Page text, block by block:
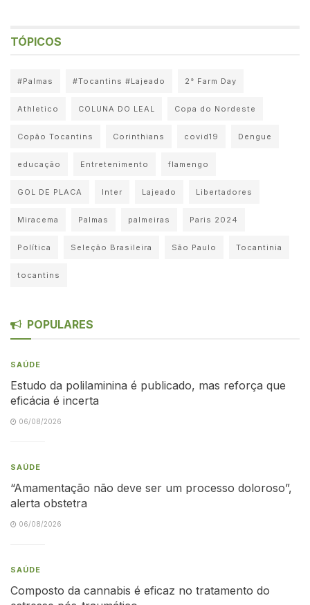
TÓPICOS
#Palmas #Tocantins #Lajeado 2° Farm Day
Athletico COLUNA DO LEAL Copa do Nordeste
Copão Tocantins Corinthians covid19 Dengue
educação Entretenimento flamengo
GOL DE PLACA Inter Lajeado Libertadores
Miracema Palmas palmeiras Paris 2024
Política Seleção Brasileira São Paulo Tocantinia
tocantins
POPULARES
SAÚDE
Estudo da polilaminina é publicado, mas reforça que
eficácia é incerta
06/08/2026
SAÚDE
“Amamentação não deve ser um processo doloroso”,
alerta obstetra
06/08/2026
SAÚDE
Composto da cannabis é eficaz no tratamento do